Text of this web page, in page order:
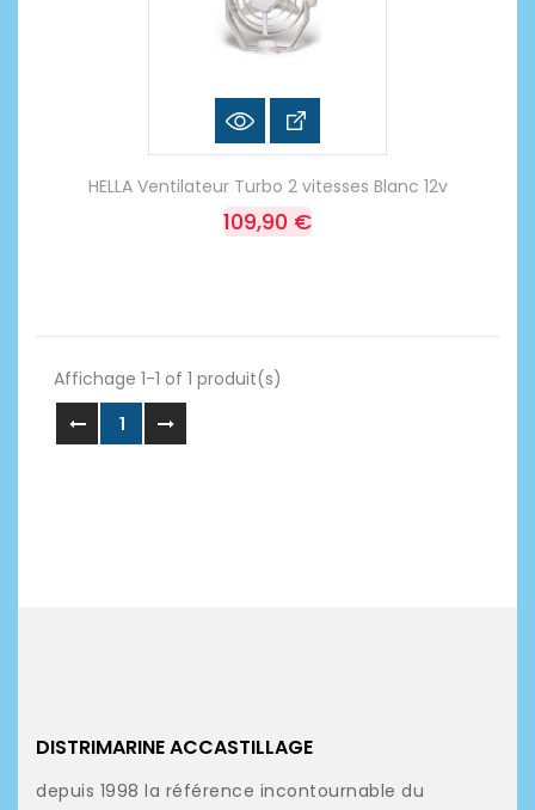
HELLA Ventilateur Turbo 2 vitesses Blanc 12v
109,90 €
Affichage 1-1 of 1 produit(s)
1
DISTRIMARINE ACCASTILLAGE
depuis 1998 la référence incontournable du